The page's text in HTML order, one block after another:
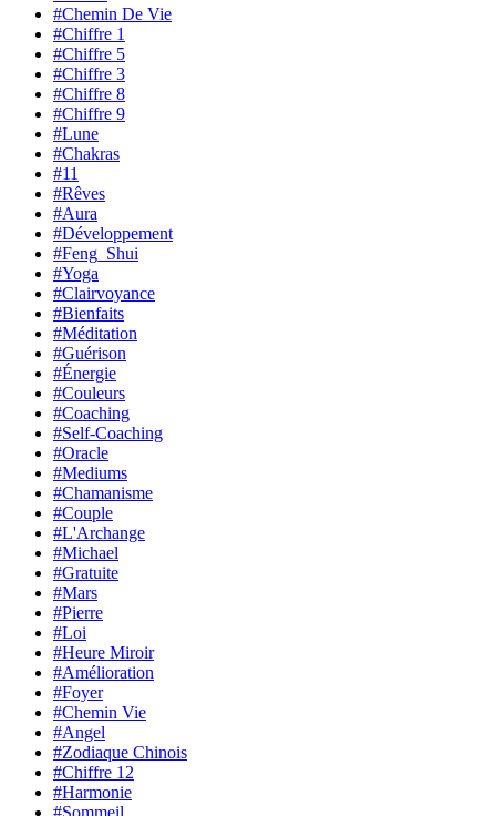
#Chemin De Vie
#Chiffre 1
#Chiffre 5
#Chiffre 3
#Chiffre 8
#Chiffre 9
#Lune
#Chakras
#11
#Rêves
#Aura
#Développement
#Feng_Shui
#Yoga
#Clairvoyance
#Bienfaits
#Méditation
#Guérison
#Énergie
#Couleurs
#Coaching
#Self-Coaching
#Oracle
#Mediums
#Chamanisme
#Couple
#L'Archange
#Michael
#Gratuite
#Mars
#Pierre
#Loi
#Heure Miroir
#Amélioration
#Foyer
#Chemin Vie
#Angel
#Zodiaque Chinois
#Chiffre 12
#Harmonie